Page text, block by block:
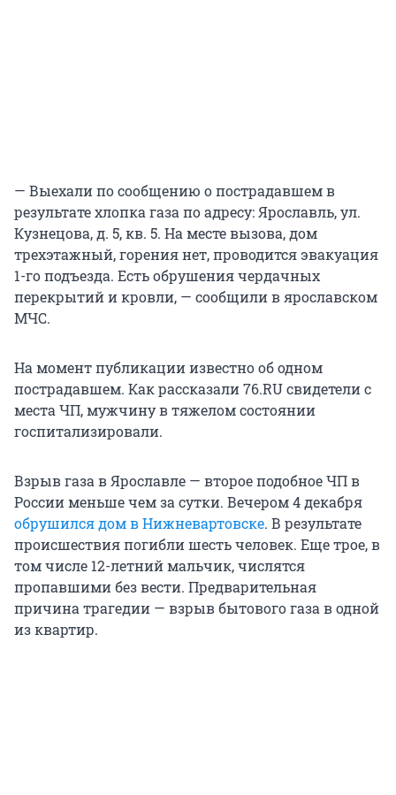
— Выехали по сообщению о пострадавшем в
результате хлопка газа по адресу: Ярославль, ул.
Кузнецова, д. 5, кв. 5. На месте вызова, дом
трехэтажный, горения нет, проводится эвакуация
1-го подъезда. Есть обрушения чердачных
перекрытий и кровли, — сообщили в ярославском
МЧС.
На момент публикации известно об одном
пострадавшем. Как рассказали 76.RU свидетели с
места ЧП, мужчину в тяжелом состоянии
госпитализировали.
Взрыв газа в Ярославле — второе подобное ЧП в
России меньше чем за сутки. Вечером 4 декабря
обрушился дом в Нижневартовске. В результате
происшествия погибли шесть человек. Еще трое, в
том числе 12-летний мальчик, числятся
пропавшими без вести. Предварительная
причина трагедии — взрыв бытового газа в одной
из квартир.